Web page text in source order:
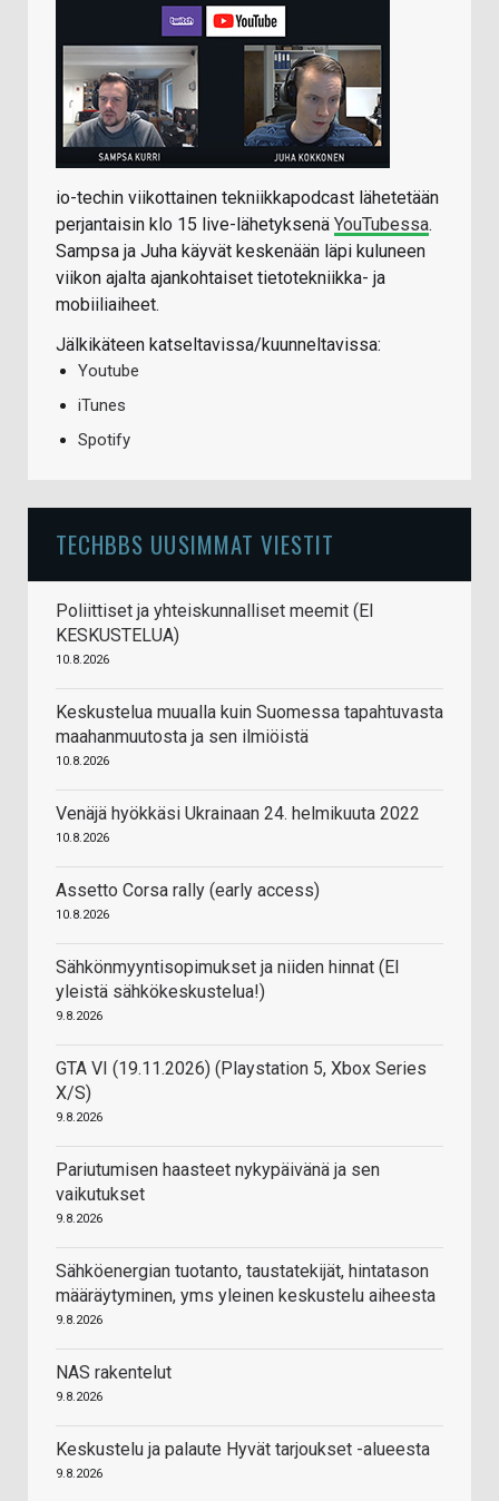
io-techin viikottainen tekniikkapodcast lähetetään
perjantaisin klo 15 live-lähetyksenä YouTubessa.
Sampsa ja Juha käyvät keskenään läpi kuluneen
viikon ajalta ajankohtaiset tietotekniikka- ja
mobiiliaiheet.
Jälkikäteen katseltavissa/kuunneltavissa:
Youtube
iTunes
Spotify
TECHBBS UUSIMMAT VIESTIT
Poliittiset ja yhteiskunnalliset meemit (EI
KESKUSTELUA)
10.8.2026
Keskustelua muualla kuin Suomessa tapahtuvasta
maahanmuutosta ja sen ilmiöistä
10.8.2026
Venäjä hyökkäsi Ukrainaan 24. helmikuuta 2022
10.8.2026
Assetto Corsa rally (early access)
10.8.2026
Sähkönmyyntisopimukset ja niiden hinnat (EI
yleistä sähkökeskustelua!)
9.8.2026
GTA VI (19.11.2026) (Playstation 5, Xbox Series
X/S)
9.8.2026
Pariutumisen haasteet nykypäivänä ja sen
vaikutukset
9.8.2026
Sähköenergian tuotanto, taustatekijät, hintatason
määräytyminen, yms yleinen keskustelu aiheesta
9.8.2026
NAS rakentelut
9.8.2026
Keskustelu ja palaute Hyvät tarjoukset -alueesta
9.8.2026